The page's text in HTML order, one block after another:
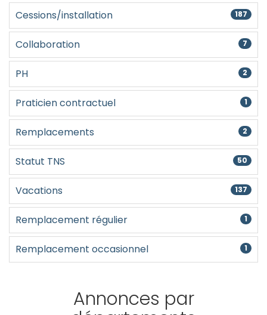
Cessions/installation 187
Collaboration 7
PH 2
Praticien contractuel 1
Remplacements 2
Statut TNS 50
Vacations 137
Remplacement régulier 1
Remplacement occasionnel 1
Annonces par